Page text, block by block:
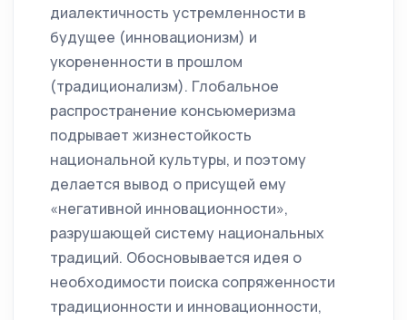
диалектичность устремленности в
будущее (инновационизм) и
укорененности в прошлом
(традиционализм). Глобальное
распространение консьюмеризма
подрывает жизнестойкость
национальной культуры, и поэтому
делается вывод о присущей ему
«негативной инновационности»,
разрушающей систему национальных
традиций. Обосновывается идея о
необходимости поиска сопряженности
традиционности и инновационности,